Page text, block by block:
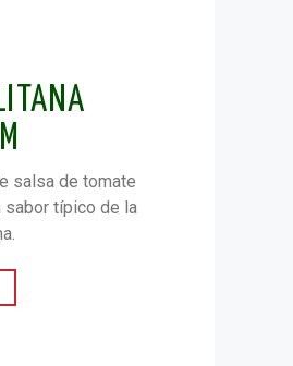
salsa de tomate
sabor típico de la